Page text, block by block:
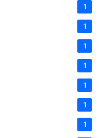
1
1
1
1
1
1
1